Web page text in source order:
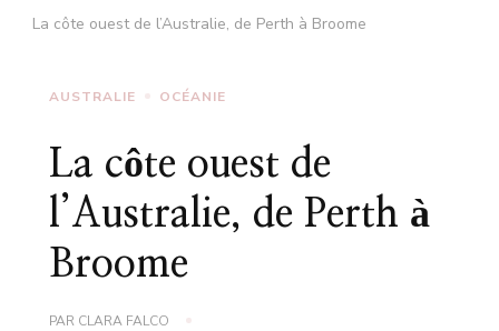
La côte ouest de l’Australie, de Perth à Broome
AUSTRALIE OCÉANIE
La côte ouest de
l’Australie, de Perth à
Broome
PAR CLARA FALCO